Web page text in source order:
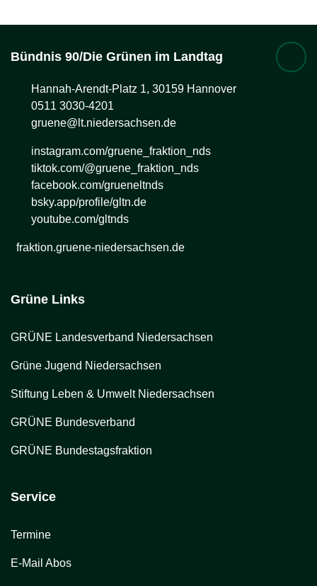
Bündnis 90/Die Grünen im Landtag
Hannah-Arendt-Platz 1, 30159 Hannover
0511 3030-4201
gruene@lt.niedersachsen.de
instagram.com/gruene_fraktion_nds
tiktok.com/@gruene_fraktion_nds
facebook.com/grueneltnds
bsky.app/profile/gltn.de
youtube.com/gltnds
fraktion.gruene-niedersachsen.de
Grüne Links
GRÜNE Landesverband Niedersachsen
Grüne Jugend Niedersachsen
Stiftung Leben & Umwelt Niedersachsen
GRÜNE Bundesverband
GRÜNE Bundestagsfraktion
Service
Termine
E-Mail Abos